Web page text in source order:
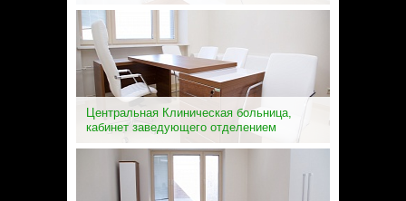
Центральная Клиническая больница,
кабинет заведующего отделением